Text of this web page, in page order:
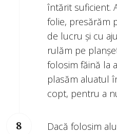
întărit suficient.
folie, presărăm
de lucru și cu
rulăm pe
folosim făină la
plasăm aluatul
copt, pentru a
Dacă folosim